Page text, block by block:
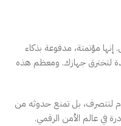
مؤتمتة، مدفوعة بذكاء
لتخترق جهازك. ومعظم هذه
الهجوم لتتصرف، بل تمنع حدوثه من
في عالم الأمن الرقمي.